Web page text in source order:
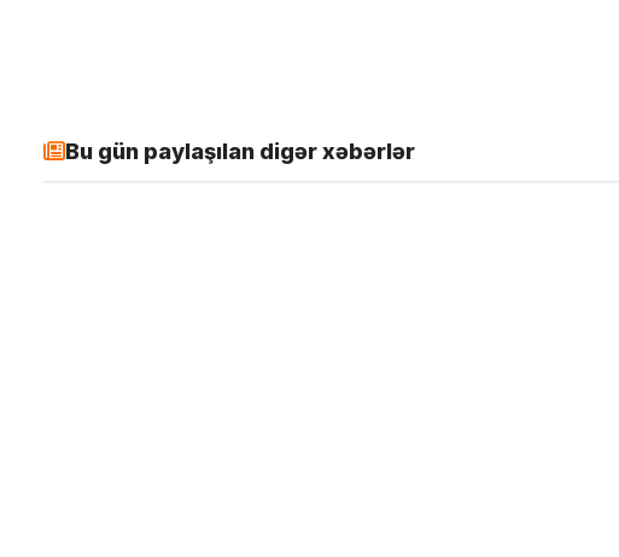
Bu gün paylaşılan digər xəbərlər